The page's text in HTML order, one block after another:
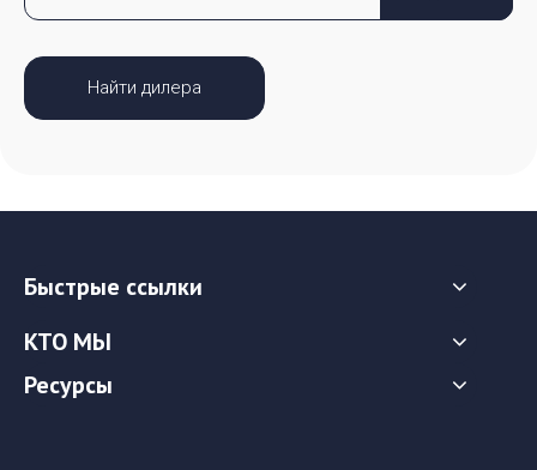
Найти дилера
Быстрые ссылки
КТО МЫ
Ресурсы